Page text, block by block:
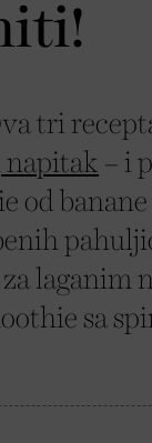
tri
napitak – i
od
laganim
sa